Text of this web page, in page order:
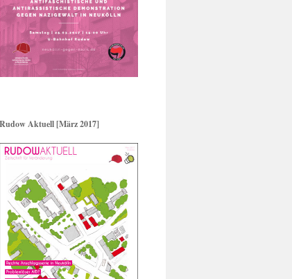
Rudow Aktuell [März 2017]